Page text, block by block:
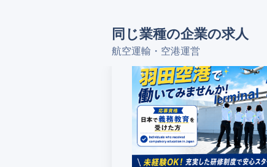
同じ業種の企業の求人
航空運輸・空港運営